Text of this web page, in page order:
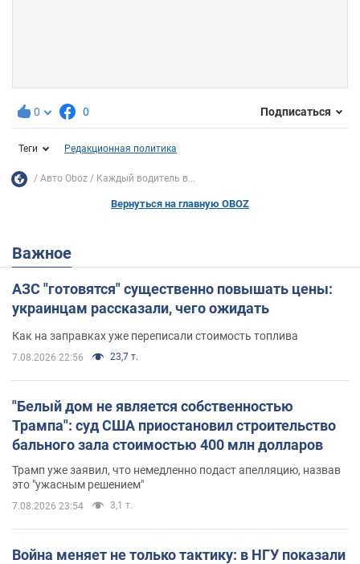
0 0 Подписаться
Теги Редакционная политика
Авто Oboz Каждый водитель в...
Вернуться на главную OBOZ
Важное
АЗС "готовятся" существенно повышать цены:
украинцам рассказали, чего ожидать
Как на заправках уже переписали стоимость топлива
7.08.2026 22:56 23,7 т.
"Белый дом не является собственностью
Трампа": суд США приостановил строительство
бального зала стоимостью 400 млн долларов
Трамп уже заявил, что немедленно подаст апелляцию, назвав
это "ужасным решением"
7.08.2026 23:54 3,1 т.
Война меняет не только тактику: в НГУ показали